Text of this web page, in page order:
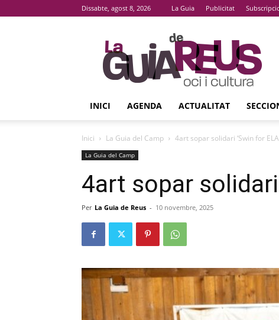
Dissabte, agost 8, 2026 La Guia Publicitat
La
Guia
De
Reus
INICI AGENDA ACTUALITAT
Inici La Guia del Camp 4art sopar solidari ‘Swin for
La Guia del Camp
4art sopar solidari
Per La Guia de Reus - 10 novembre, 2025